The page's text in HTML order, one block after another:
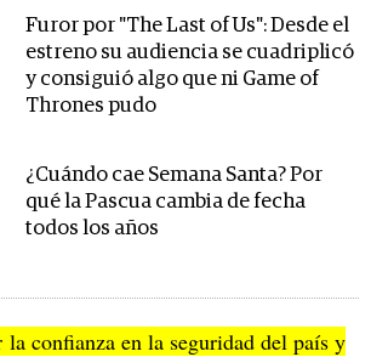
Furor por "The Last of Us": Desde el
estreno su audiencia se cuadriplicó
y consiguió algo que ni Game of
Thrones pudo
¿Cuándo cae Semana Santa? Por
qué la Pascua cambia de fecha
todos los años
confianza en la seguridad del país y